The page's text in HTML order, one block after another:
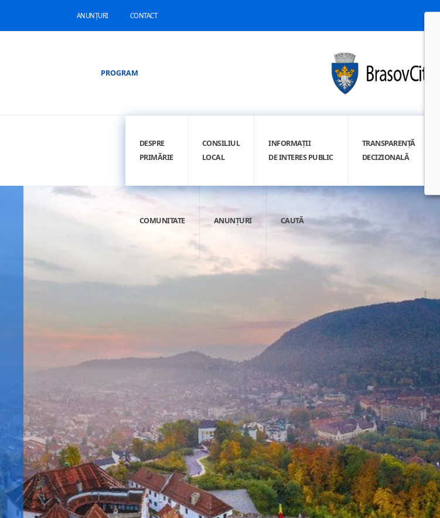
ANUNȚURI CONTACT
PROGRAM
DESPRE
PRIMĂRIE
CONSILIUL
LOCAL
INFORMAȚII
DE INTERES PUBLIC
TRANSPARENȚĂ
DECIZIONALĂ
COMUNITATE ANUNȚURI CAUTĂ